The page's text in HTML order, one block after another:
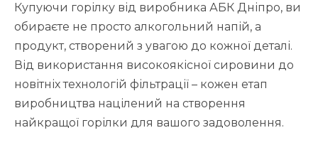
Купуючи горілку від виробника АБК Дніпро, ви
обираєте не просто алкогольний напій, а
продукт, створений з увагою до кожної деталі.
Від використання високоякісної сировини до
новітніх технологій фільтрації – кожен етап
виробництва націлений на створення
найкращої горілки для вашого задоволення.